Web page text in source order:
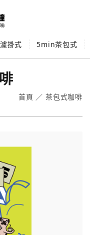
掛式 5min茶包式
首頁 ／ 茶包式咖啡